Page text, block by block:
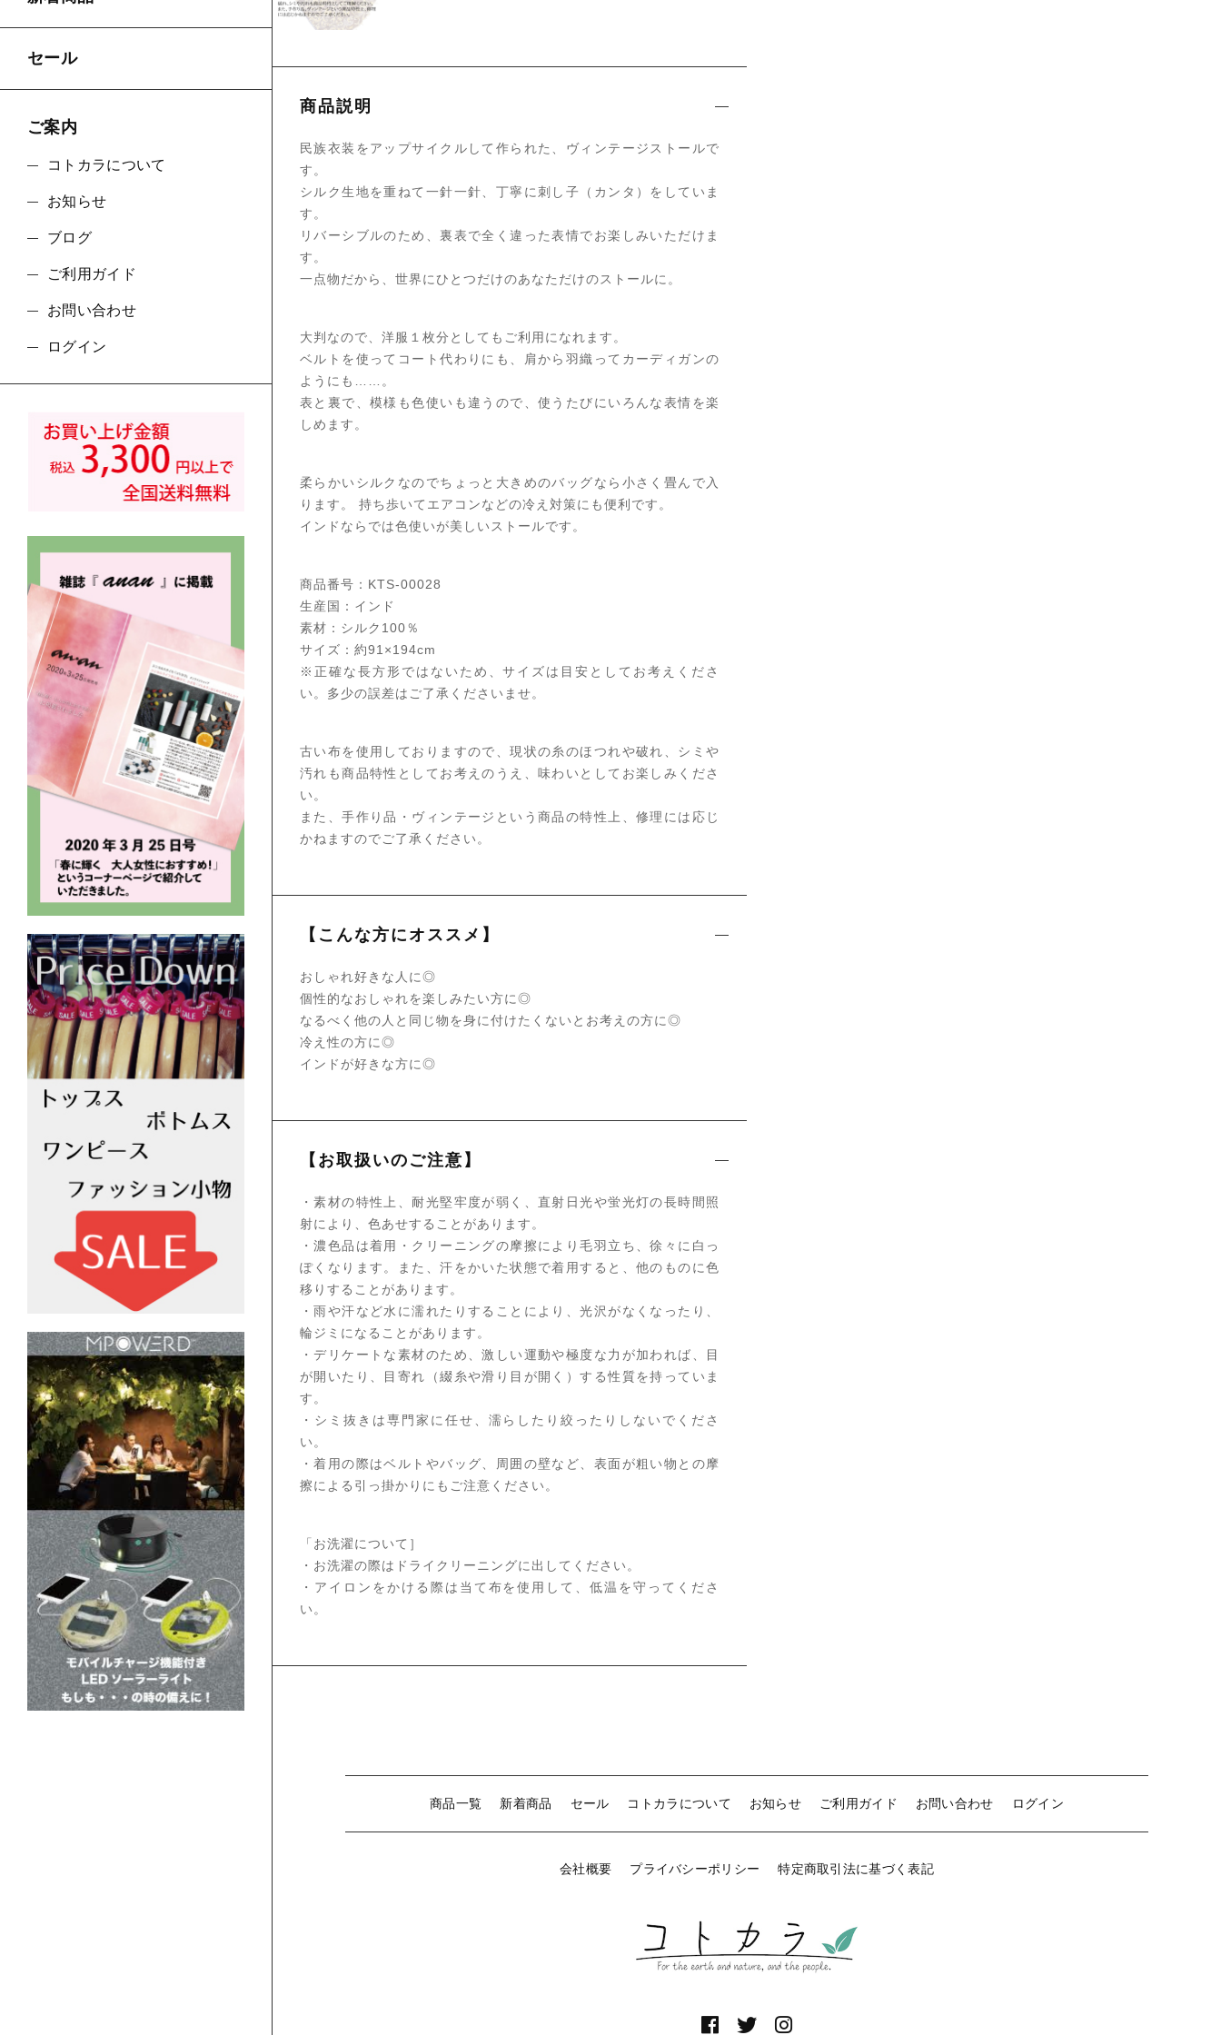
商品説明
民族衣装をアップサイクルして作られた、ヴィンテージストールで
す。
シルク生地を重ねて一針一針、丁寧に刺し子（カンタ）をしていま
す。
リバーシブルのため、裏表で全く違った表情でお楽しみいただけま
す。
一点物だから、世界にひとつだけのあなただけのストールに。
大判なので、洋服１枚分としてもご利用になれます。
ベルトを使ってコート代わりにも、肩から羽織ってカーディガンの
ようにも……。
表と裏で、模様も色使いも違うので、使うたびにいろんな表情を楽
しめます。
柔らかいシルクなのでちょっと大きめのバッグなら小さく畳んで入
ります。 持ち歩いてエアコンなどの冷え対策にも便利です。
インドならでは色使いが美しいストールです。
商品番号：KTS-00028
生産国：インド
素材：シルク100％
サイズ：約91×194cm
※正確な長方形ではないため、サイズは目安としてお考えくださ
い。多少の誤差はご了承くださいませ。
古い布を使用しておりますので、現状の糸のほつれや破れ、シミや
汚れも商品特性としてお考えのうえ、味わいとしてお楽しみくださ
い。
また、手作り品・ヴィンテージという商品の特性上、修理には応じ
かねますのでご了承ください。
【こんな方にオススメ】
おしゃれ好きな人に◎
個性的なおしゃれを楽しみたい方に◎
なるべく他の人と同じ物を身に付けたくないとお考えの方に◎
冷え性の方に◎
インドが好きな方に◎
【お取扱いのご注意】
・素材の特性上、耐光堅牢度が弱く、直射日光や蛍光灯の長時間照
射により、色あせすることがあります。
・濃色品は着用・クリーニングの摩擦により毛羽立ち、徐々に白っ
ぽくなります。また、汗をかいた状態で着用すると、他のものに色
移りすることがあります。
・雨や汗など水に濡れたりすることにより、光沢がなくなったり、
輪ジミになることがあります。
・デリケートな素材のため、激しい運動や極度な力が加われば、目
が開いたり、目寄れ（綴糸や滑り目が開く）する性質を持っていま
す。
・シミ抜きは専門家に任せ、濡らしたり絞ったりしないでくださ
い。
・着用の際はベルトやバッグ、周囲の壁など、表面が粗い物との摩
擦による引っ掛かりにもご注意ください。
「お洗濯について］
・お洗濯の際はドライクリーニングに出してください。
・アイロンをかける際は当て布を使用して、低温を守ってくださ
い。
商品一覧 新着商品 セール コトカラについて お知らせ ご利用ガイド お問い合わせ ログイン
会社概要 プライバシーポリシー 特定商取引法に基づく表記
セール
ご案内
コトカラについて
お知らせ
ブログ
ご利用ガイド
お問い合わせ
ログイン